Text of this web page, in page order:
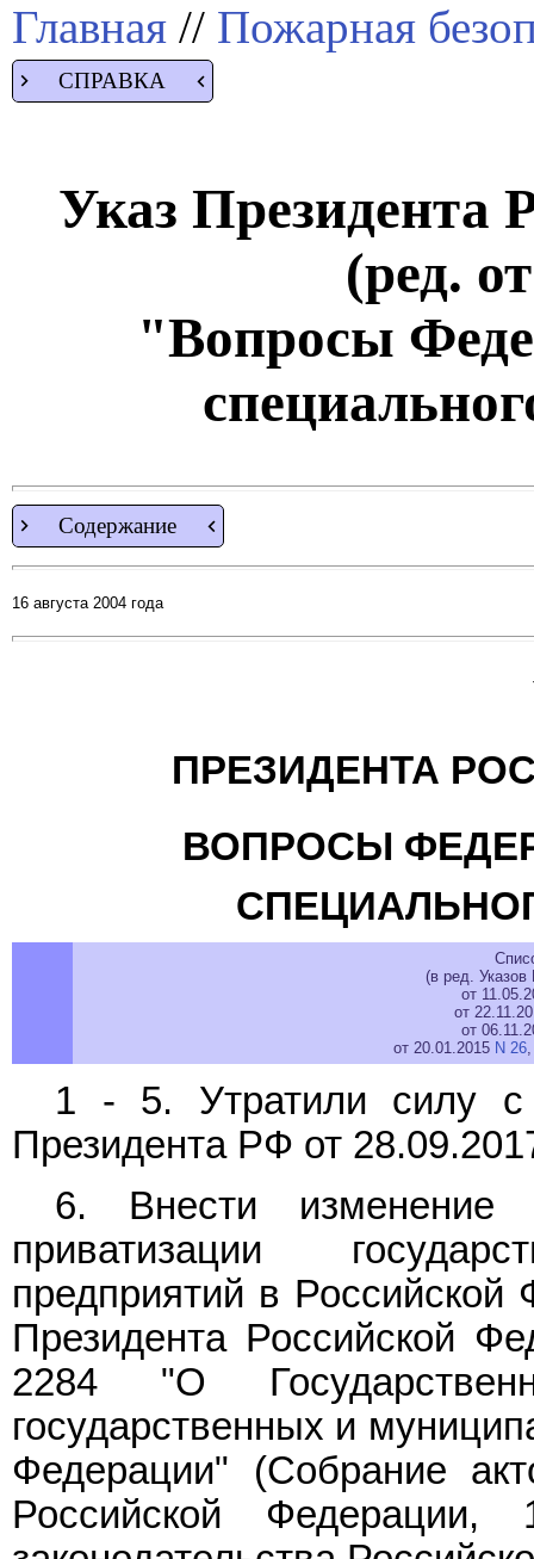
Главная // Пожарная
СПРАВКА
Указ Президента
(ред.
"Вопросы
Содержание
16 августа 2004 года
ПРЕЗИДЕНТА
ВОПРОСЫ
(в ред.
от
от
от
от 20.01.2015 N 26
1 - 5. Утратили силу
Президента РФ от
6. Внести изменение
приватизации
предприятий в
Президента Российской
2284 "О
государственных и
Федерации" (Собрание
Российской